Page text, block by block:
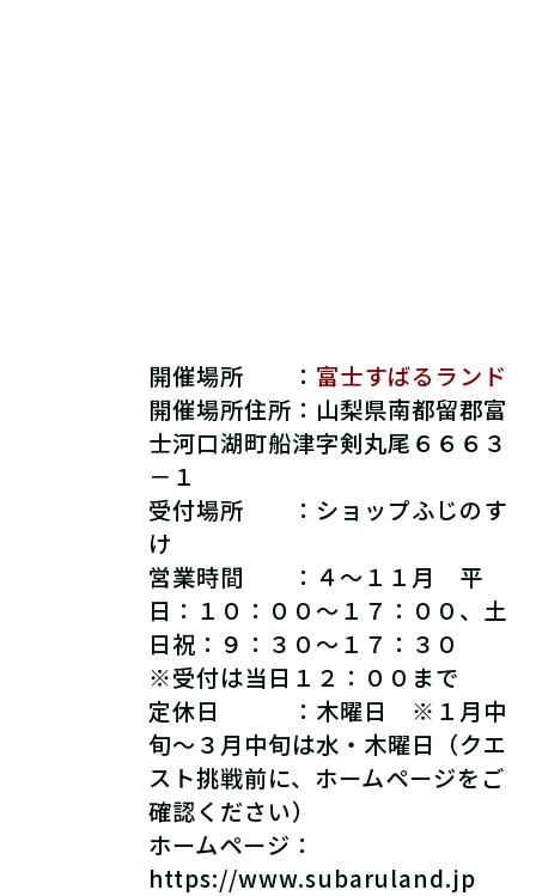
開催場所 ： 富士すばるランド
開催場所住所： 山梨県南都留郡富
士河口湖町船津字剣丸尾６６６３
－１
受付場所 ： ショップふじのす
け
営業時間 ：４～１１月 平
日：１０：００～１７：００、土
日祝：９：３０～１７：３０
※受付は当日１２：００まで
定休日 ： 木曜日 ※１月中
旬～３月中旬は水・木曜日（クエ
スト挑戦前に、ホームページをご
確認ください）
ホームページ：
https://www.subaruland.jp